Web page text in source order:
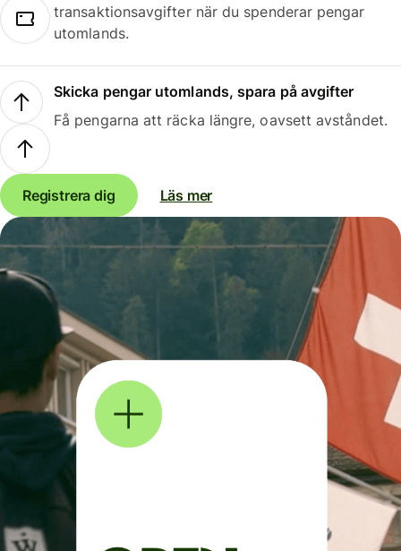
transaktionsavgifter när du spenderar pengar
utomlands.
Skicka pengar utomlands, spara på avgifter
Få pengarna att räcka längre, oavsett avståndet.
Registrera dig Läs mer